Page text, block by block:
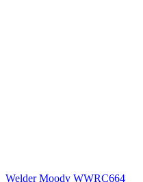
Welder Moody WWRC664